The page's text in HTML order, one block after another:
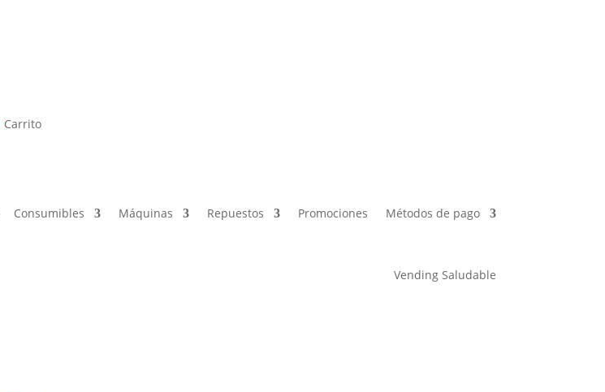
Carrito
Consumibles Máquinas Repuestos Promociones Métodos de pago
Vending Saludable